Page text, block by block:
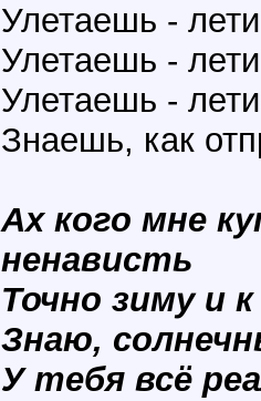
Улетаешь -
Улетаешь -
Улетаешь -
Знаешь, как
Ах кого мне
ненависть
Точно зиму и
Знаю,
У тебя всё